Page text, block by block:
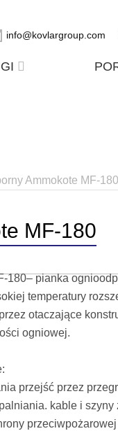
info@kovlargroup.com
Ammokote MF-180
MF-180
180– pianka
temperatury
otaczające
ogniowej.
przejść przez
kable i